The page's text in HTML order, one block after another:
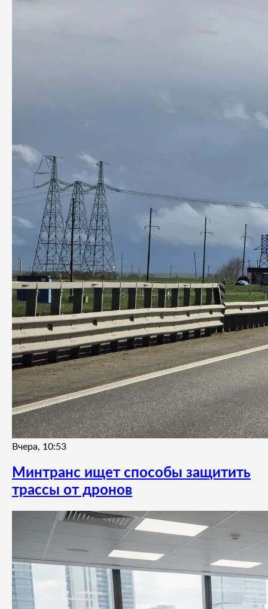
Вчера, 10:53
Минтранс ищет способы защитить
трассы от дронов